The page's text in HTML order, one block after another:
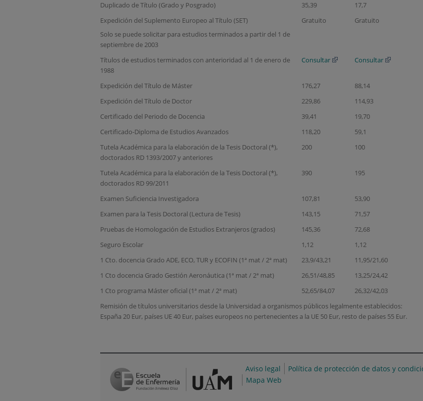
Duplicado de Título (Grado y Posgrado)
35,39
17,7
Expedición del Suplemento Europeo al Título (SET)
Solo se puede solicitar para estudios terminados a partir del 1 de
septiembre de 2003
Gratuito Gratuito
Títulos de estudios terminados con anterioridad al 1 de enero de
1988
Consultar Consultar
Expedición del Título de Máster 176,27
88,14
Expedición del Título de Doctor
229,86
114,93
Certificado del Periodo de Docencia
39,41
19,70
Certificado-Diploma de Estudios Avanzados
118,20
59,1
Tutela Académica para la elaboración de la Tesis Doctoral (*),
doctorados RD 1393/2007 y anteriores
200 100
Tutela Académica para la elaboración de la Tesis Doctoral (*),
doctorados RD 99/2011
390 195
Examen Suficiencia Investigadora 107,81
53,90
Examen para la Tesis Doctoral (Lectura de Tesis)
143,15
71,57
Pruebas de Homologación de Estudios Extranjeros (grados)
145,36
72,68
Seguro Escolar
1,12
1,12
1 Cto. docencia Grado ADE, ECO, TUR y ECOFIN (1ª mat / 2ª mat)
23,9/43,21
11,95/21,60
1 Cto docencia Grado Gestión Aeronáutica (1ª mat / 2ª mat)
26,51/48,85
13,25/24,42
1 Cto programa Máster oficial (1ª mat / 2ª mat)
52,65/84,07
26,32/42,03
Remisión de títulos universitarios desde la Universidad a organismos públicos legalmente establecidos:
España 20 Eur, países UE 40 Eur, países europeos no pertenecientes a la UE 50 Eur, resto de países 55 Eur.
Aviso legal Política de protección de datos y
Mapa Web